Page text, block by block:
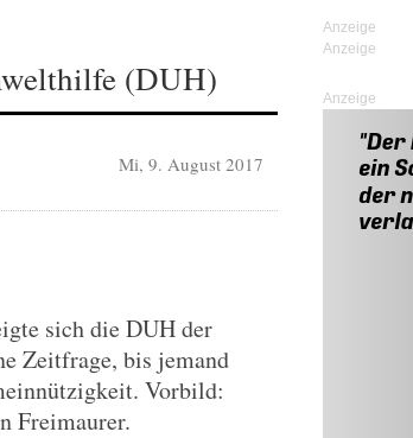
(DUH)
Mi, 9. August 2017
sich die DUH der
Zeitfrage, bis jemand
Vorbild:
Freimaurer.
Anzeige